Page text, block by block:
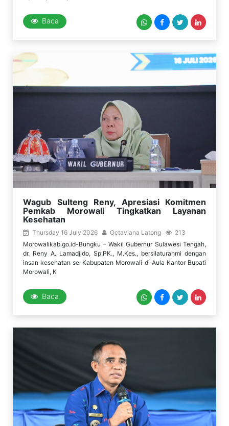
Baca
Wagub Sulteng Reny, Apresiasi Komitmen
Pemkab Morowali Tingkatkan Layanan
Kesehatan
Thursday 16 July 2026 Octaviana Latong
213
Morowalikab.go.id-Bungku – Wakil Gubernur Sulawesi Tengah,
dr. Reny A. Lamadjido, Sp.PK., M.Kes., bersilaturahmi dengan
insan kesehatan se-Kabupaten Morowali di Aula Kantor Bupati
Morowali, K
Baca